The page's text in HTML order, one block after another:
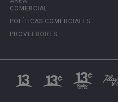
COMERCIAL
POLÍTICAS COMERCIALES
PROVEEDORES